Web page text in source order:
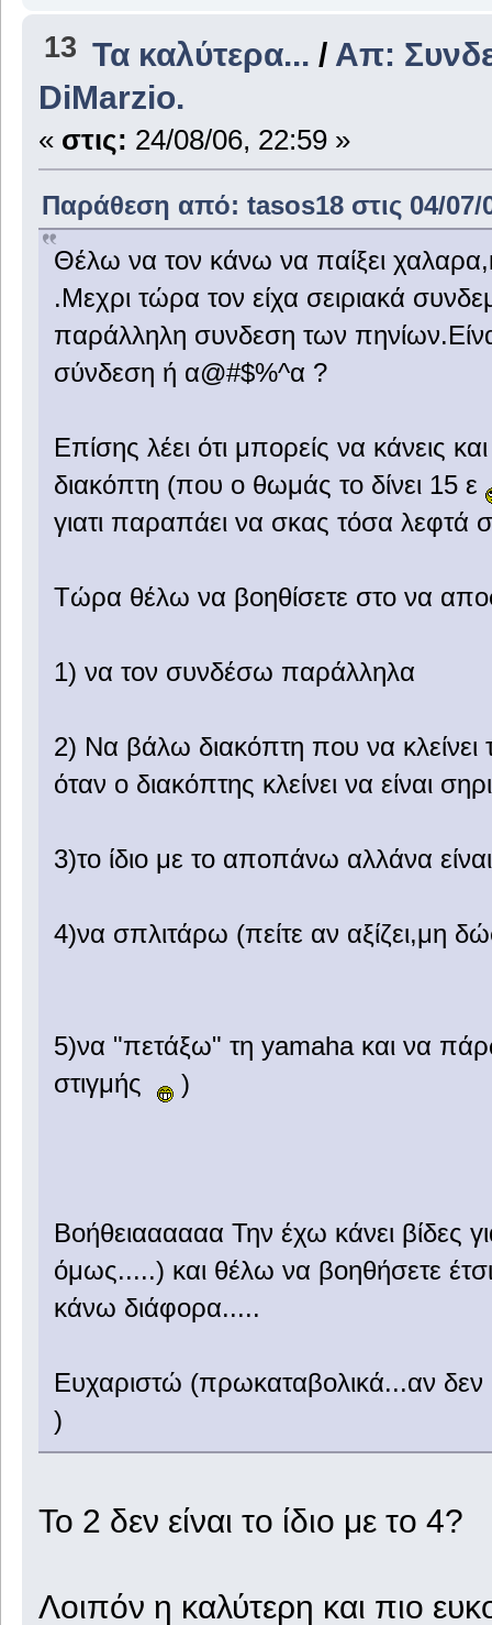
13 Τα καλύτερα... / Απ:
DiMarzio.
« στις: 24/08/06, 22:59 »
Παράθεση από: tasos18 στις 04/07/
Θέλω να τον κάνω να παίξει
.Μεχρι τώρα τον είχα σειριακά
παράλληλη συνδεση των
σύνδεση ή α@#$%^α ?
Επίσης λέει ότι μπορείς να κάνεις
διακόπτη (που ο θωμάς το δίνει 15 ε
γιατι παραπάει να σκας τόσα λεφτά
Τώρα θέλω να βοηθίσετε στο να
1) να τον συνδέσω παράλληλα
2) Να βάλω διακόπτη που να κλείνει
όταν ο διακόπτης κλείνει να είναι
3)το ίδιο με το αποπάνω αλλάνα
4)να σπλιτάρω (πείτε αν αξίζει,μη
5)να "πετάξω" τη yamaha και να
στιγμής
)
Βοήθειαααααα Την έχω κάνει βίδες
όμως.....) και θέλω να βοηθήσετε
κάνω διάφορα.....
Ευχαριστώ (πρωκαταβολικά...αν
)
Το 2 δεν είναι το ίδιο με το 4?
Λοιπόν η καλύτερη και πιο